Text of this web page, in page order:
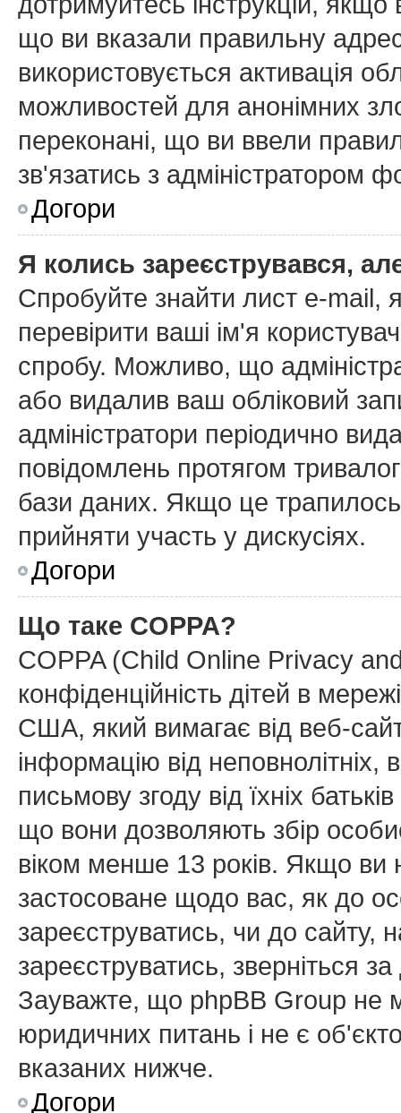
що ви вказали правильну
використовується активація
можливостей для анонімних
переконані, що ви ввели
зв'язатись з адміністратором
Догори
Я колись зареєструвався,
Спробуйте знайти лист e-mail,
перевірити ваші ім'я
спробу. Можливо, що
або видалив ваш обліковий
адміністратори періодично
повідомлень протягом
бази даних. Якщо це
прийняти участь у дискусіях.
Догори
Що таке COPPA?
COPPA (Child Online Privacy
конфіденційність дітей в
США, який вимагає від веб-
інформацію від
письмову згоду від їхніх
що вони дозволяють збір
віком менше 13 років. Якщо ви
застосоване щодо вас, як до
зареєструватись, чи до сайту,
зареєструватись, зверніться
Зауважте, що phpBB Group не
юридичних питань і не є
вказаних нижче.
Догори